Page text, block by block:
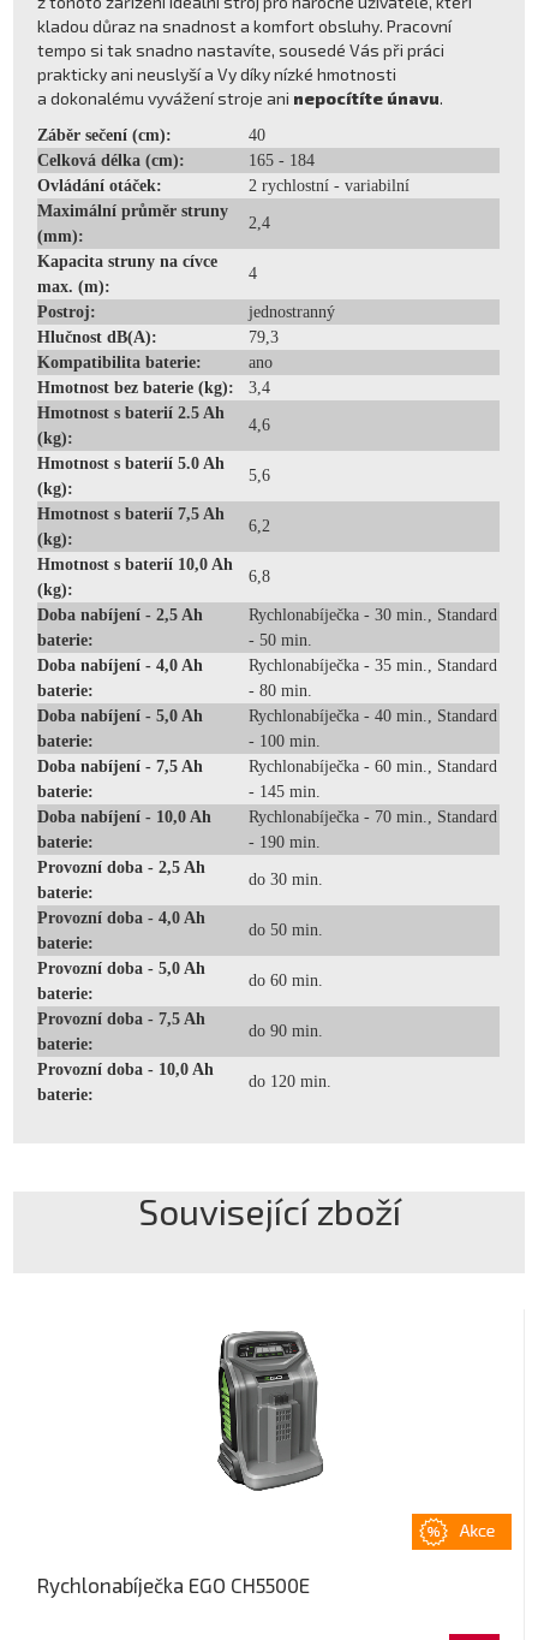
kladou důraz na snadnost a komfort obsluhy. Pracovní
tempo si tak snadno nastavíte, sousedé Vás při práci
prakticky ani neuslyší a Vy díky nízké hmotnosti
a dokonalému vyvážení stroje ani nepocítíte únavu.
Záběr sečení (cm):
40
Celková délka (cm):
165 - 184
Ovládání otáček:
2 rychlostní - variabilní
Maximální průměr struny
(mm):
2,4
Kapacita struny na cívce
max. (m):
4
Postroj:
jednostranný
Hlučnost dB(A):
79,3
Kompatibilita baterie:
ano
Hmotnost bez baterie (kg):
3,4
Hmotnost s baterií 2.5 Ah
(kg):
4,6
Hmotnost s baterií 5.0 Ah
(kg):
5,6
Hmotnost s baterií 7,5 Ah
(kg):
6,2
Hmotnost s baterií 10,0 Ah
(kg):
6,8
Doba nabíjení - 2,5 Ah
baterie:
Rychlonabíječka - 30 min., Standard
- 50 min.
Doba nabíjení - 4,0 Ah
baterie:
Rychlonabíječka - 35 min., Standard
- 80 min.
Doba nabíjení - 5,0 Ah
baterie:
Rychlonabíječka - 40 min., Standard
- 100 min.
Doba nabíjení - 7,5 Ah
baterie:
Rychlonabíječka - 60 min., Standard
- 145 min.
Doba nabíjení - 10,0 Ah
baterie:
Rychlonabíječka - 70 min., Standard
- 190 min.
Provozní doba - 2,5 Ah
baterie:
do 30 min.
Provozní doba - 4,0 Ah
baterie:
do 50 min.
Provozní doba - 5,0 Ah
baterie:
do 60 min.
Provozní doba - 7,5 Ah
baterie:
do 90 min.
Provozní doba - 10,0 Ah
baterie:
do 120 min.
Související zboží
Rychlonabíječka EGO CH5500E